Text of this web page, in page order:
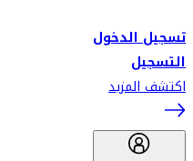
تسجيل الدخول
التسجيل
اكتشف المزيد